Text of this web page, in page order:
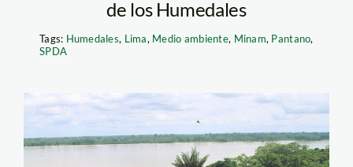
de los Humedales
Tags: Humedales, Lima, Medio ambiente, Minam, Pantano,
SPDA
iwirati_loreto_spda